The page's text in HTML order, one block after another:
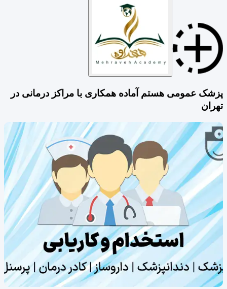
پزشک عمومی هستم آماده همکاری با مراکز درمانی در
تهران